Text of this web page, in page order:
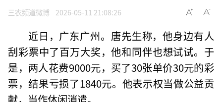
三农频道微博 2026-05-11 21:08:26
近日，广东广州。唐先生称，他身边有人
刮彩票中了百万大奖，他和同伴也想试试。于
是，两人花费9000元，买了30张单价30元的彩
票，结果亏损了1840元。他表示权当做公益贡
献，当作休闲消遣。